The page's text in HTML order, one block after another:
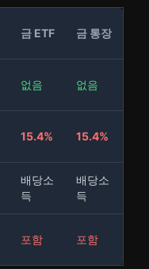
금 ETF 금 통장
없음 없음
15.4% 15.4%
배당소
득
배당소
득
포함 포함